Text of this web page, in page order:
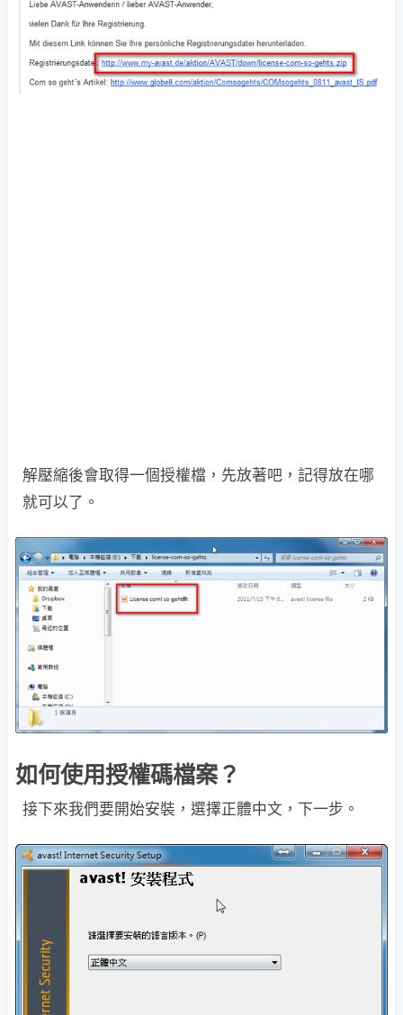
解壓縮後會取得一個授權檔，先放著吧，記得放在哪
就可以了。
如何使用授權碼檔案？
接下來我們要開始安裝，選擇正體中文，下一步。